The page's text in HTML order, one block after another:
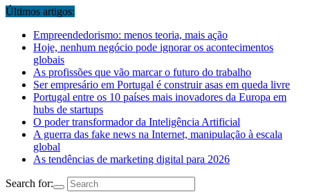
Últimos artigos:
Empreendedorismo: menos teoria, mais ação
Hoje, nenhum negócio pode ignorar os acontecimentos
globais
As profissões que vão marcar o futuro do trabalho
Ser empresário em Portugal é construir asas em queda livre
Portugal entre os 10 países mais inovadores da Europa em
hubs de startups
O poder transformador da Inteligência Artificial
A guerra das fake news na Internet, manipulação à escala
global
As tendências de marketing digital para 2026
Search for: